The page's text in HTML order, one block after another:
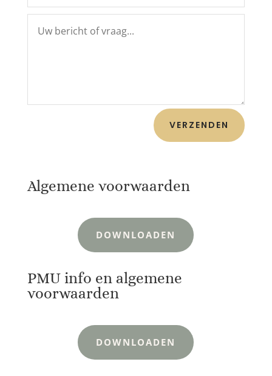
VERZENDEN
Algemene voorwaarden
DOWNLOADEN
PMU info en algemene
voorwaarden
DOWNLOADEN